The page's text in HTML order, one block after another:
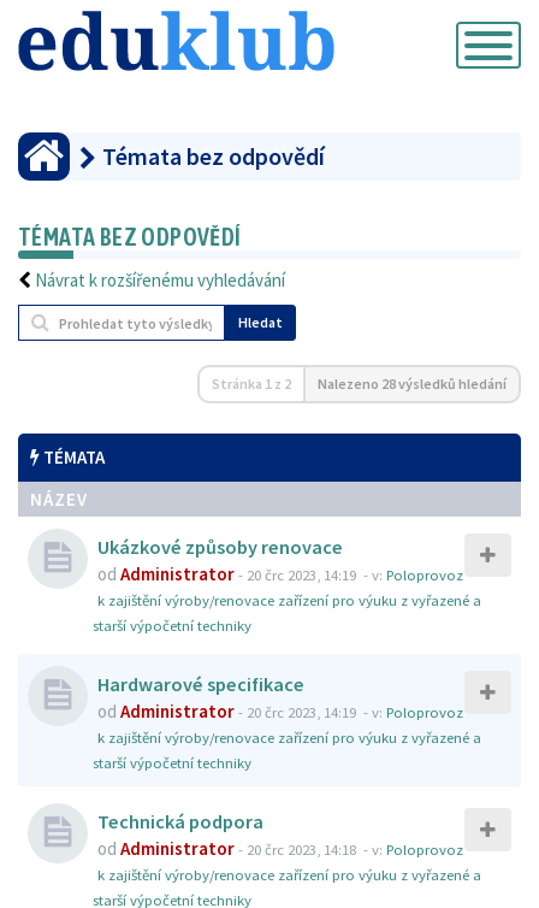
Přepnout
navigaci
Témata bez odpovědí
TÉMATA BEZ ODPOVĚDÍ
Návrat k rozšířenému vyhledávání
Hledat
Stránka 1 z 2 Nalezeno 28 výsledků hledání
TÉMATA
NÁZEV
Ukázkové způsoby renovace
od Administrator- 20 črc 2023, 14:19 - v: Poloprovoz
k zajištění výroby/renovace zařízení pro výuku z vyřazené a
starší výpočetní techniky
Hardwarové specifikace
od Administrator- 20 črc 2023, 14:19 - v: Poloprovoz
k zajištění výroby/renovace zařízení pro výuku z vyřazené a
starší výpočetní techniky
Technická podpora
od Administrator- 20 črc 2023, 14:18 - v: Poloprovoz
k zajištění výroby/renovace zařízení pro výuku z vyřazené a
starší výpočetní techniky